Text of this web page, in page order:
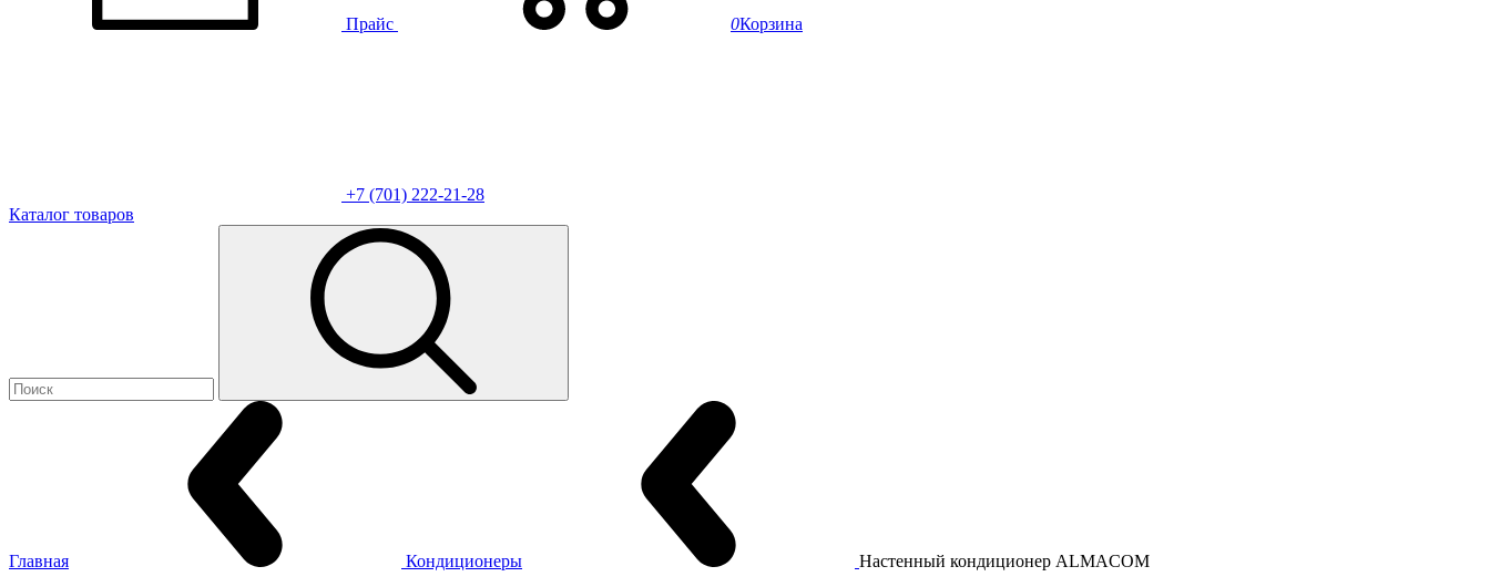
Прайс 0Корзина
+7 (701) 222-21-28
Каталог товаров
Главная Кондиционеры Настенный кондиционер ALMACOM